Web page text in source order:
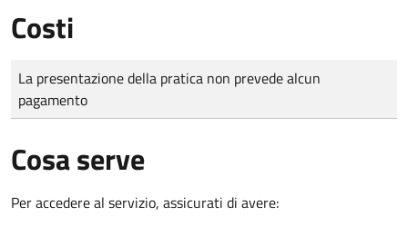
Costi
Tipo di pagamento
Importo
La presentazione della pratica non prevede alcun
pagamento
Cosa serve
Per accedere al servizio, assicurati di avere: